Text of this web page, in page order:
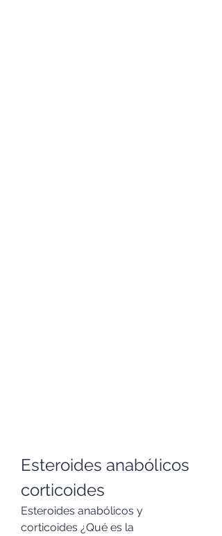
Esteroides anabólicos
corticoides
Esteroides anabólicos y
corticoides ¿Qué es la